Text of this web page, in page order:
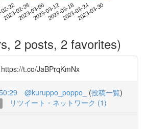
22
2023-02-282023-03-062023-03-122023-03-182023-03-242023-03-30
2 posts, 2 favorites)
t.co/JaBPrqKmNx
@kuruppo_poppo_ (投稿一覧)
リツイート・ネットワーク (1)